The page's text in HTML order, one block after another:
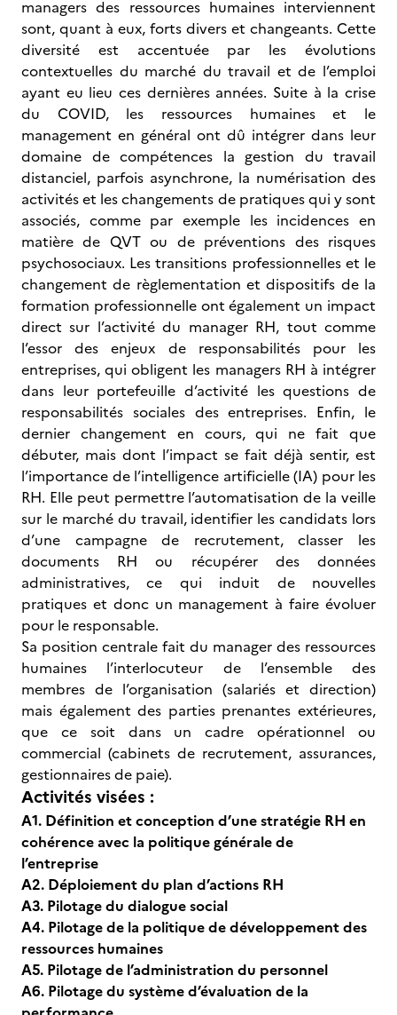
managers des ressources humaines interviennent
sont, quant à eux, forts divers et changeants. Cette
diversité est accentuée par les évolutions
contextuelles du marché du travail et de l’emploi
ayant eu lieu ces dernières années. Suite à la crise
du COVID, les ressources humaines et le
management en général ont dû intégrer dans leur
domaine de compétences la gestion du travail
distanciel, parfois asynchrone, la numérisation des
activités et les changements de pratiques qui y sont
associés, comme par exemple les incidences en
matière de QVT ou de préventions des risques
psychosociaux. Les transitions professionnelles et le
changement de règlementation et dispositifs de la
formation professionnelle ont également un impact
direct sur l’activité du manager RH, tout comme
l’essor des enjeux de responsabilités pour les
entreprises, qui obligent les managers RH à intégrer
dans leur portefeuille d’activité les questions de
responsabilités sociales des entreprises. Enfin, le
dernier changement en cours, qui ne fait que
débuter, mais dont l’impact se fait déjà sentir, est
l’importance de l’intelligence artificielle (IA) pour les
RH. Elle peut permettre l’automatisation de la veille
sur le marché du travail, identifier les candidats lors
d’une campagne de recrutement, classer les
documents RH ou récupérer des données
administratives, ce qui induit de nouvelles
pratiques et donc un management à faire évoluer
pour le responsable.
Sa position centrale fait du manager des ressources
humaines l’interlocuteur de l’ensemble des
membres de l’organisation (salariés et direction)
mais également des parties prenantes extérieures,
que ce soit dans un cadre opérationnel ou
commercial (cabinets de recrutement, assurances,
gestionnaires de paie).
Activités visées :
A1. Définition et conception d’une stratégie RH en
cohérence avec la politique générale de
l’entreprise
A2. Déploiement du plan d’actions RH
A3. Pilotage du dialogue social
A4. Pilotage de la politique de développement des
ressources humaines
A5. Pilotage de l’administration du personnel
A6. Pilotage du système d’évaluation de la